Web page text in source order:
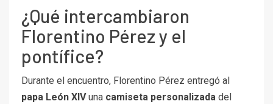
¿Qué intercambiaron
Florentino Pérez y el
pontífice?
Durante el encuentro, Florentino Pérez entregó al
papa León XIVuna camiseta personalizada del